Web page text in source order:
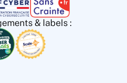
& labels :